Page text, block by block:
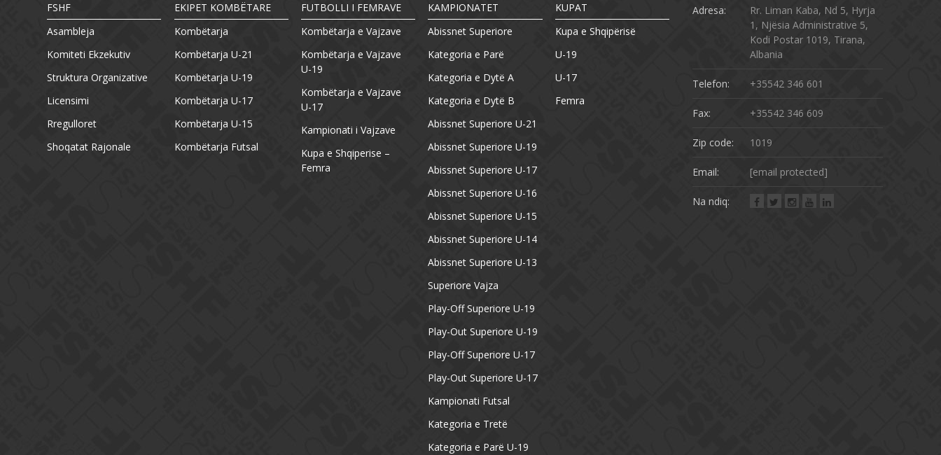
FSHF
Asambleja
Komiteti Ekzekutiv
Struktura Organizative
Licensimi
Rregulloret
Shoqatat Rajonale
EKIPET KOMBËTARE
Kombëtarja
Kombëtarja U-21
Kombëtarja U-19
Kombëtarja U-17
Kombëtarja U-15
Kombëtarja Futsal
FUTBOLLI I FEMRAVE
Kombëtarja e Vajzave
Kombëtarja e Vajzave
U-19
Kombëtarja e Vajzave
U-17
Kampionati i Vajzave
Kupa e Shqiperise –
Femra
KAMPIONATET
Abissnet Superiore
Kategoria e Parë
Kategoria e Dytë A
Kategoria e Dytë B
Abissnet Superiore U-21
Abissnet Superiore U-19
Abissnet Superiore U-17
Abissnet Superiore U-16
Abissnet Superiore U-15
Abissnet Superiore U-14
Abissnet Superiore U-13
Superiore Vajza
Play-Off Superiore U-19
Play-Out Superiore U-19
Play-Off Superiore U-17
Play-Out Superiore U-17
Kampionati Futsal
Kategoria e Tretë
Kategoria e Parë U-19
KUPAT
Kupa e Shqipërisë
U-19
U-17
Femra
Adresa:
Rr. Liman Kaba, Nd 5, Hyrja
1, Njësia Administrative 5,
Kodi Postar 1019, Tirana,
Albania
Telefon: +35542 346 601
Fax: +35542 346 609
Zip code: 1019
Email: [email protected]
Na ndiq: